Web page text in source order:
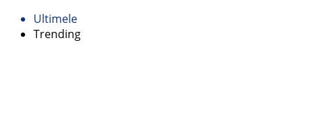
Ultimele
Trending